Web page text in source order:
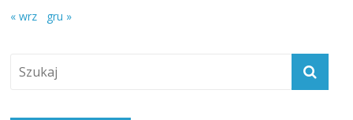
« wrz gru »